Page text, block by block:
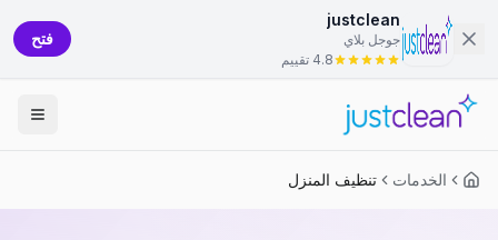
justclean
جوجل بلاي
4.8 تقييم
فتح
الخدمات تنظيف المنزل